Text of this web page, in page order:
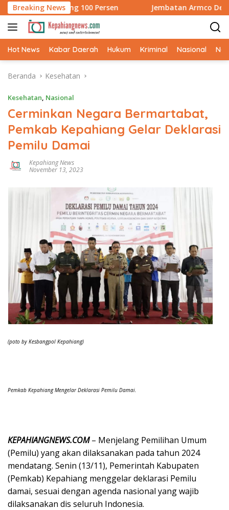
Langsung
ke
konten
Breaking News
Rampung 100 Persen Jembatan Armco Desa
Hot News Kabar Daerah Hukum Kriminal Nasional
Beranda Kesehatan
Kesehatan, Nasional
Cerminkan Negara Bermartabat,
Pemkab Kepahiang Gelar Deklarasi
Pemilu Damai
Kepahiang News
November 13, 2023
(poto by Kesbangpol Kepahiang)
Pemkab Kepahiang Mengelar Deklarasi Pemilu Damai.
KEPAHIANGNEWS.COM– Menjelang Pemilihan Umum
(Pemilu) yang akan dilaksanakan pada tahun 2024
mendatang. Senin (13/11), Pemerintah Kabupaten
(Pemkab) Kepahiang menggelar deklarasi Pemilu
damai, sesuai dengan agenda nasional yang wajib
dilaksanakan dis seluruh Indonesia.